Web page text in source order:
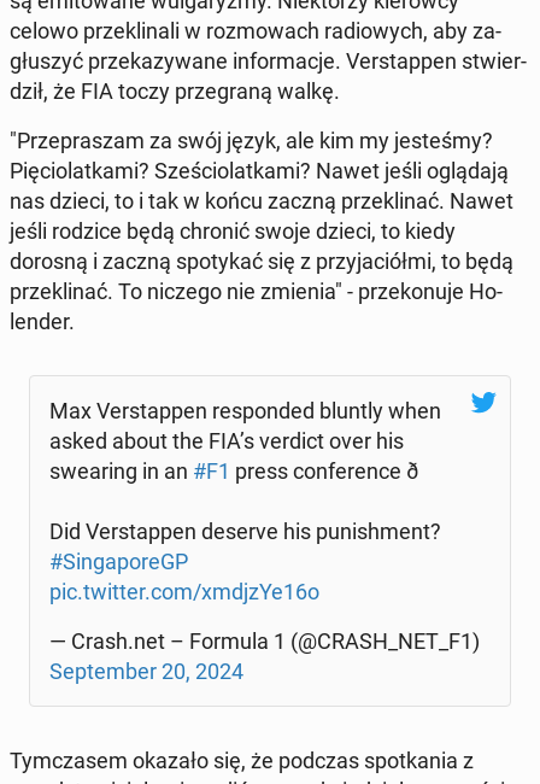
celowo prze­kli­na­li w roz­mo­wach ra­dio­wych, aby za­
głu­szyć prze­ka­zy­wa­ne in­for­ma­cje. Ver­stap­pen stwier­
dził, że FIA toczy prze­gra­ną walkę.
"Prze­pra­szam za swój język, ale kim my je­ste­śmy?
Pię­cio­lat­ka­mi? Sze­ścio­lat­ka­mi? Nawet jeśli oglą­da­ją
nas dzieci, to i tak w końcu zaczną prze­kli­nać. Nawet
jeśli rodzice będą chronić swoje dzieci, to kiedy
dorosną i zaczną spo­ty­kać się z przy­ja­ciół­mi, to będą
prze­kli­nać. To niczego nie zmienia" - prze­ko­nu­je Ho­
len­der.
Max Ver­stap­pen re­spon­ded bluntly when
asked about the FIA’s verdict over his
swe­aring in an #F1 press con­fe­ren­ce ð
Did Ver­stap­pen deserve his pu­ni­sh­ment?
#Sin­ga­po­reGP
pic.twitter.com/xmdjzYe16o
— Crash.net – Formula 1 (@CRASH_NET_F1)
Sep­tem­ber 20, 2024
Tym­cza­sem okazało się, że podczas spo­tka­nia z